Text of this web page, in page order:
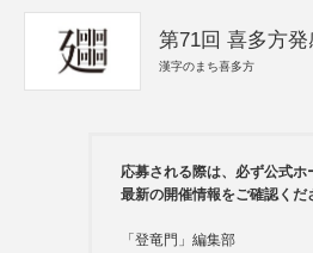
第71回 喜多方
漢字のまち喜多方
応募される際は、必ず公式ホ
最新の開催情報をご確認くだ
「登竜門」編集部